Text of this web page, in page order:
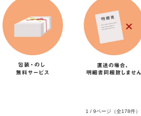
1 / 9ページ （全178件）